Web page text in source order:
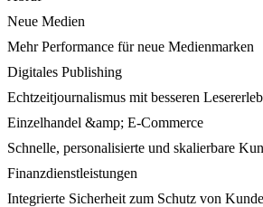
Neue Medien
Mehr Performance für neue Medienmarken
Digitales Publishing
Echtzeitjournalismus mit besseren
Einzelhandel &amp; E-Commerce
Schnelle, personalisierte und skalierbare
Finanzdienstleistungen
Integrierte Sicherheit zum Schutz von